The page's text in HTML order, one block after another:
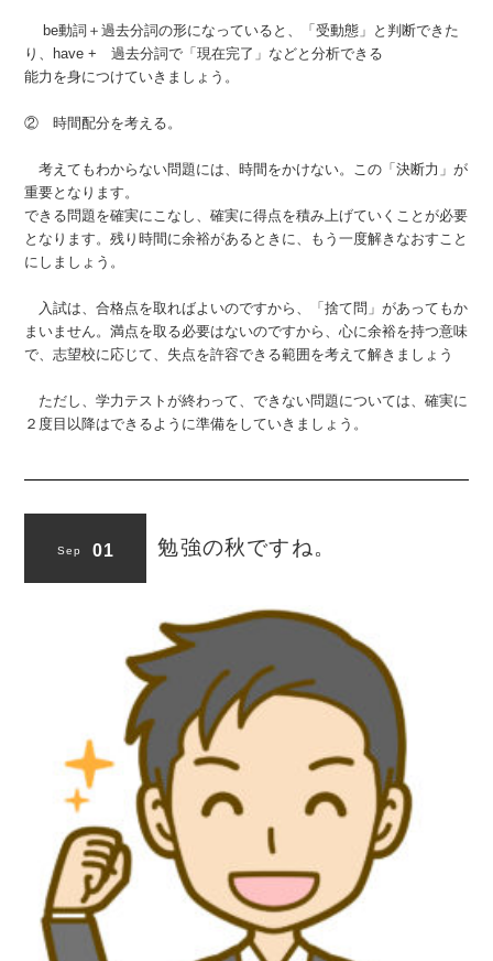
be動詞＋過去分詞の形になっていると、「受動態」と判断できた
り、have + 過去分詞で「現在完了」などと分析できる
能力を身につけていきましょう。
② 時間配分を考える。
考えてもわからない問題には、時間をかけない。この「決断力」が
重要となります。
できる問題を確実にこなし、確実に得点を積み上げていくことが必要
となります。残り時間に余裕があるときに、もう一度解きなおすこと
にしましょう。
入試は、合格点を取ればよいのですから、「捨て問」があってもか
まいません。満点を取る必要はないのですから、心に余裕を持つ意味
で、志望校に応じて、失点を許容できる範囲を考えて解きましょう
ただし、学力テストが終わって、できない問題については、確実に
２度目以降はできるように準備をしていきましょう。
Sep 01 勉強の秋ですね。